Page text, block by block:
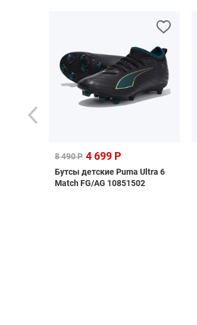
8 490 Р 4 699 Р
Бутсы детские Puma Ultra 6
Match FG/AG 10851502